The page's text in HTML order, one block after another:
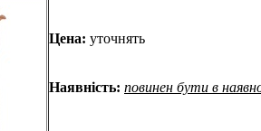
Цена: уточнять
Наявність: повинен бути в